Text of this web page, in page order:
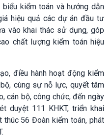
kiểm toán và hướng dẫn
hiệu quả các dự án đầu tư
vào khai thác sử dụng, góp
chất lượng kiểm toán hiệu
điều hành hoạt động kiểm
cùng sự nỗ lực, quyết tâm
cán bộ, công chức, đến ngày
duyệt 111 KHKT, triển khai
thúc 56 Đoàn kiểm toán, phát